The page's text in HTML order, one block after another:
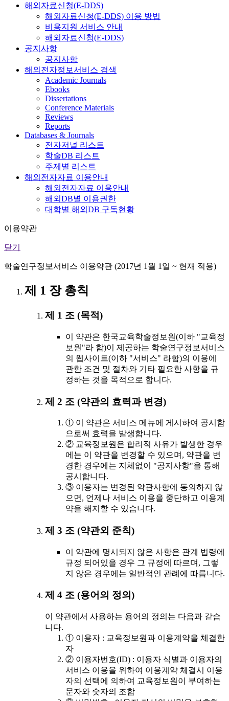
해외자료신청(E-DDS)
해외자료신청(E-DDS) 이용 방법
비용지원 서비스 안내
해외자료신청(E-DDS)
공지사항
공지사항
해외전자정보서비스 검색
Academic Journals
Ebooks
Dissertations
Conference Materials
Reviews
Reports
Databases & Journals
전자저널 리스트
학술DB 리스트
주제별 리스트
해외전자자료 이용안내
해외전자자료 이용안내
해외DB별 이용권한
대학별 해외DB 구독현황
이용약관
닫기
학술연구정보서비스 이용약관 (2017년 1월 1일 ~ 현재 적용)
제 1 장 총칙
제 1 조 (목적)
이 약관은 한국교육학술정보원(이하 "교육정
보원"라 함)이 제공하는 학술연구정보서비스
의 웹사이트(이하 "서비스" 라함)의 이용에
관한 조건 및 절차와 기타 필요한 사항을 규
정하는 것을 목적으로 합니다.
제 2 조 (약관의 효력과 변경)
① 이 약관은 서비스 메뉴에 게시하여 공시함
으로써 효력을 발생합니다.
② 교육정보원은 합리적 사유가 발생한 경우
에는 이 약관을 변경할 수 있으며, 약관을 변
경한 경우에는 지체없이 "공지사항"을 통해
공시합니다.
③ 이용자는 변경된 약관사항에 동의하지 않
으면, 언제나 서비스 이용을 중단하고 이용계
약을 해지할 수 있습니다.
제 3 조 (약관외 준칙)
이 약관에 명시되지 않은 사항은 관계 법령에
규정 되어있을 경우 그 규정에 따르며, 그렇
지 않은 경우에는 일반적인 관례에 따릅니다.
제 4 조 (용어의 정의)
이 약관에서 사용하는 용어의 정의는 다음과 같습
니다.
① 이용자 : 교육정보원과 이용계약을 체결한
자
② 이용자번호(ID) : 이용자 식별과 이용자의
서비스 이용을 위하여 이용계약 체결시 이용
자의 선택에 의하여 교육정보원이 부여하는
문자와 숫자의 조합